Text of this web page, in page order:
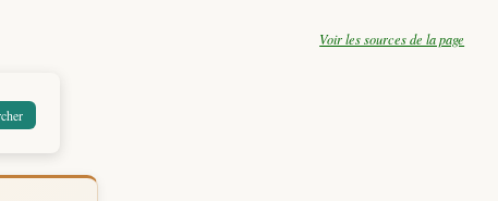
Voir les sources de la page